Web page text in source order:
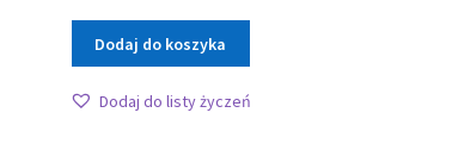
Dodaj do koszyka
Dodaj do listy życzeń